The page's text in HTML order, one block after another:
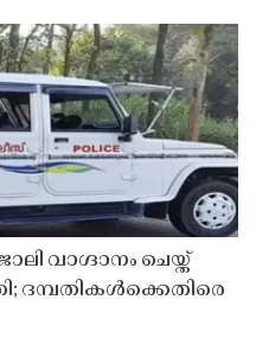
വാഗ്ദാനം ചെയ്ത്
ദമ്പതികൾക്കെതിരെ